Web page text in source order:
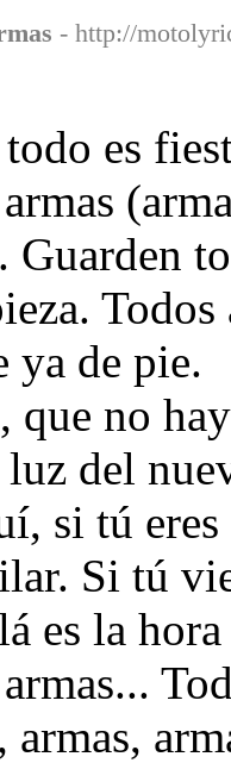
- http://
es
Guarden
ya de pie.
no
luz del
si tú
Si tú
es la
armas,